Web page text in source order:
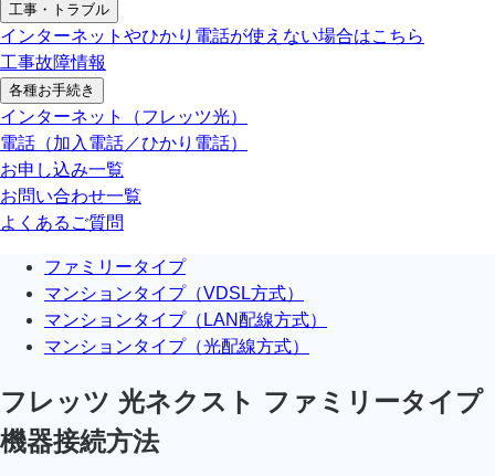
工事・トラブル
インターネットやひかり電話が使えない場合はこちら
工事故障情報
各種お手続き
インターネット（フレッツ光）
電話（加入電話／ひかり電話）
お申し込み一覧
お問い合わせ一覧
よくあるご質問
ファミリータイプ
マンションタイプ（VDSL方式）
マンションタイプ（LAN配線方式）
マンションタイプ（光配線方式）
フレッツ 光ネクスト ファミリータイプ
機器接続方法